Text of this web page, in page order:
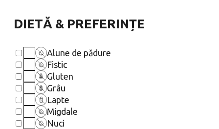
DIETĂ & PREFERINȚE
Alune de pădure
Fistic
Gluten
Grâu
Lapte
Migdale
Nuci